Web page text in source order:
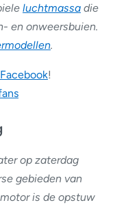
luchtmassa die
en onweersbuien.
.
!
op zaterdag
gebieden van
is de opstuw